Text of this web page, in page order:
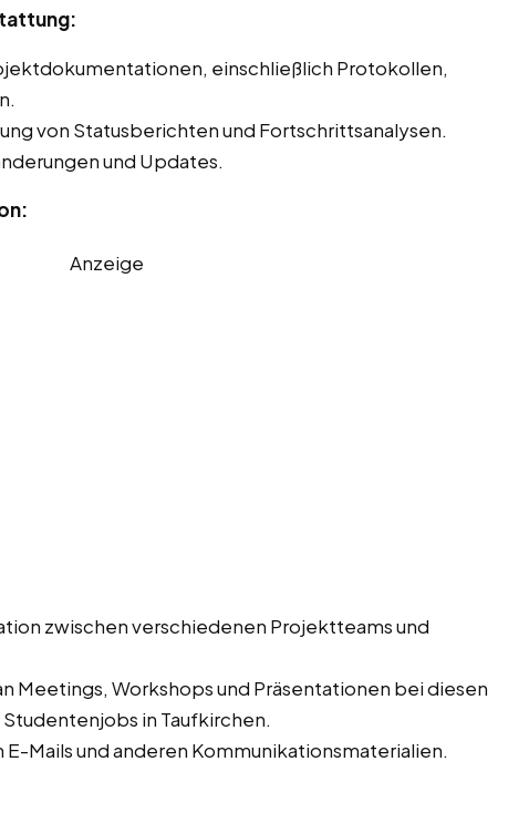
einschließlich Protokollen,
von Statusberichten und Fortschrittsanalysen.
und Updates.
Anzeige
zwischen verschiedenen Projektteams und
Meetings, Workshops und Präsentationen bei diesen
in Taufkirchen.
E-Mails und anderen Kommunikationsmaterialien.